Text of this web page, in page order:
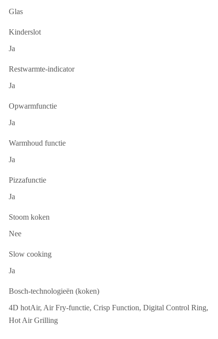
Glas
Kinderslot
Ja
Restwarmte-indicator
Ja
Opwarmfunctie
Ja
Warmhoud functie
Ja
Pizzafunctie
Ja
Stoom koken
Nee
Slow cooking
Ja
Bosch-technologieën (koken)
4D hotAir, Air Fry-functie, Crisp Function, Digital Control Ring,
Hot Air Grilling